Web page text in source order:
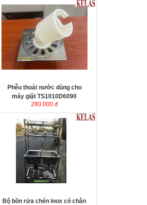
Phễu thoát nước dùng cho máy
giặt TS1010D6090
KT
Phễu thoát nước dùng cho
máy giặt TS1010D6090
280.000 đ
Bộ bồn rửa chén inox có chân